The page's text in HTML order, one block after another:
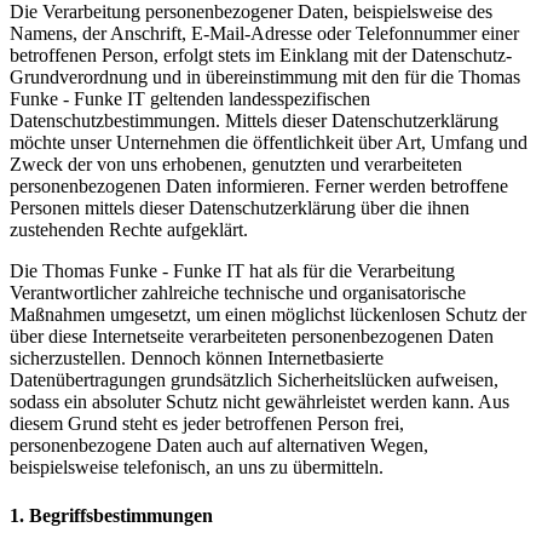
Die Verarbeitung personenbezogener Daten, beispielsweise des
Namens, der Anschrift, E-Mail-Adresse oder Telefonnummer einer
betroffenen Person, erfolgt stets im Einklang mit der Datenschutz-
Grundverordnung und in übereinstimmung mit den für die Thomas
Funke - Funke IT geltenden landesspezifischen
Datenschutzbestimmungen. Mittels dieser Datenschutzerklärung
möchte unser Unternehmen die öffentlichkeit über Art, Umfang und
Zweck der von uns erhobenen, genutzten und verarbeiteten
personenbezogenen Daten informieren. Ferner werden betroffene
Personen mittels dieser Datenschutzerklärung über die ihnen
zustehenden Rechte aufgeklärt.
Die Thomas Funke - Funke IT hat als für die Verarbeitung
Verantwortlicher zahlreiche technische und organisatorische
Maßnahmen umgesetzt, um einen möglichst lückenlosen Schutz der
über diese Internetseite verarbeiteten personenbezogenen Daten
sicherzustellen. Dennoch können Internetbasierte
Datenübertragungen grundsätzlich Sicherheitslücken aufweisen,
sodass ein absoluter Schutz nicht gewährleistet werden kann. Aus
diesem Grund steht es jeder betroffenen Person frei,
personenbezogene Daten auch auf alternativen Wegen,
beispielsweise telefonisch, an uns zu übermitteln.
1. Begriffsbestimmungen